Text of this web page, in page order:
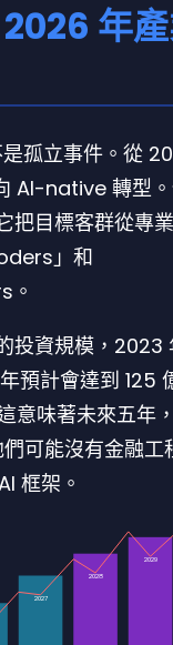
年
孤立事件。從
AI-native 轉型
把目標客群從專
」和
投資規模，2023
預計會達到 125
意味著未來五年
可能沒有金融工
框架。
2027
2028
2029